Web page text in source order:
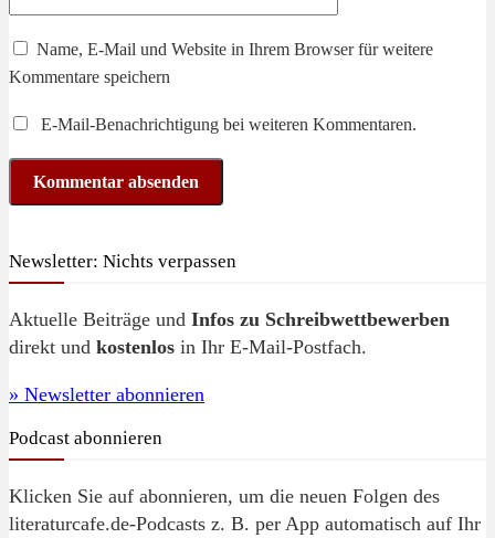
Name, E-Mail und Website in Ihrem Browser für weitere
Kommentare speichern
E-Mail-Benachrichtigung bei weiteren Kommentaren.
Newsletter: Nichts verpassen
Aktuelle Beiträge und Infos zu Schreibwettbewerben
direkt und kostenlos in Ihr E-Mail-Postfach.
» Newsletter abonnieren
Podcast abonnieren
Klicken Sie auf abonnieren, um die neuen Folgen des
literaturcafe.de-Podcasts z. B. per App automatisch auf Ihr